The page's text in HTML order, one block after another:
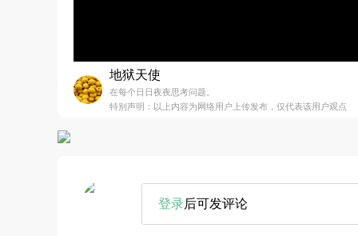
地狱天使
在每个日日夜夜思考问题。
特别声明：以上内容为网络用户上传发布，仅代表该用户观点
登录后可发评论